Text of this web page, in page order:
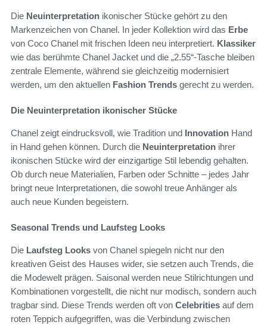
Die Neuinterpretation ikonischer Stücke gehört zu den
Markenzeichen von Chanel. In jeder Kollektion wird das Erbe
von Coco Chanel mit frischen Ideen neu interpretiert. Klassiker
wie das berühmte Chanel Jacket und die „2.55“-Tasche bleiben
zentrale Elemente, während sie gleichzeitig modernisiert
werden, um den aktuellen Fashion Trends gerecht zu werden.
Die Neuinterpretation ikonischer Stücke
Chanel zeigt eindrucksvoll, wie Tradition und Innovation Hand
in Hand gehen können. Durch die Neuinterpretation ihrer
ikonischen Stücke wird der einzigartige Stil lebendig gehalten.
Ob durch neue Materialien, Farben oder Schnitte – jedes Jahr
bringt neue Interpretationen, die sowohl treue Anhänger als
auch neue Kunden begeistern.
Seasonal Trends und Laufsteg Looks
Die Laufsteg Looks von Chanel spiegeln nicht nur den
kreativen Geist des Hauses wider, sie setzen auch Trends, die
die Modewelt prägen. Saisonal werden neue Stilrichtungen und
Kombinationen vorgestellt, die nicht nur modisch, sondern auch
tragbar sind. Diese Trends werden oft von Celebrities auf dem
roten Teppich aufgegriffen, was die Verbindung zwischen